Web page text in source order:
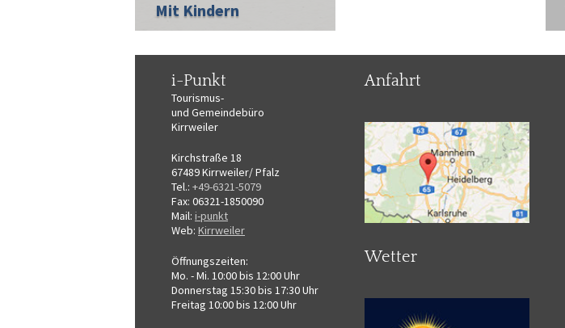
Mit Kindern
i-Punkt
Tourismus-
und Gemeindebüro
Kirrweiler
Kirchstraße 18
67489 Kirrweiler/ Pfalz
Tel.: +49-6321-5079
Fax: 06321-1850090
Mail: i-punkt
Web: Kirrweiler
Öffnungszeiten:
Mo. - Mi. 10:00 bis 12:00 Uhr
Donnerstag 15:30 bis 17:30 Uhr
Freitag 10:00 bis 12:00 Uhr
Anfahrt
Wetter